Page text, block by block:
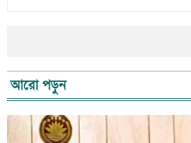
আরো পড়ুন